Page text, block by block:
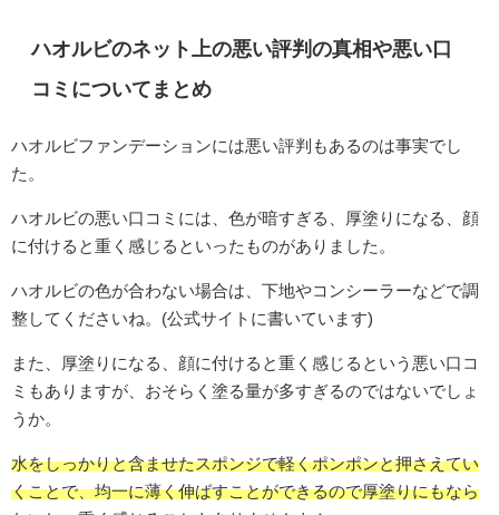
ハオルビのネット上の悪い評判の真相や悪い口
コミについてまとめ
ハオルビファンデーションには悪い評判もあるのは事実でし
た。
ハオルビの悪い口コミには、色が暗すぎる、厚塗りになる、顔
に付けると重く感じるといったものがありました。
ハオルビの色が合わない場合は、下地やコンシーラーなどで調
整してくださいね。(公式サイトに書いています)
また、厚塗りになる、顔に付けると重く感じるという悪い口コ
ミもありますが、おそらく塗る量が多すぎるのではないでしょ
うか。
水をしっかりと含ませたスポンジで軽くポンポンと押さえてい
くことで、均一に薄く伸ばすことができるので厚塗りにもなら